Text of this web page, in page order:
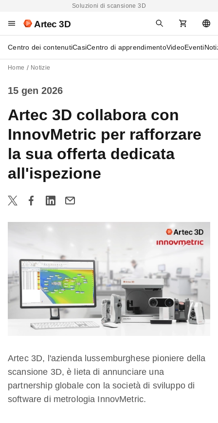
Soluzioni di scansione 3D
Artec 3D
Centro dei contenutiCasiCentro di apprendimentoVideoEventi
Home Notizie
15 gen 2026
Artec 3D collabora con
InnovMetric per rafforzare
la sua offerta dedicata
all'ispezione
Artec 3D, l'azienda lussemburghese pioniere della
scansione 3D, è lieta di annunciare una
partnership globale con la società di sviluppo di
software di metrologia InnovMetric.